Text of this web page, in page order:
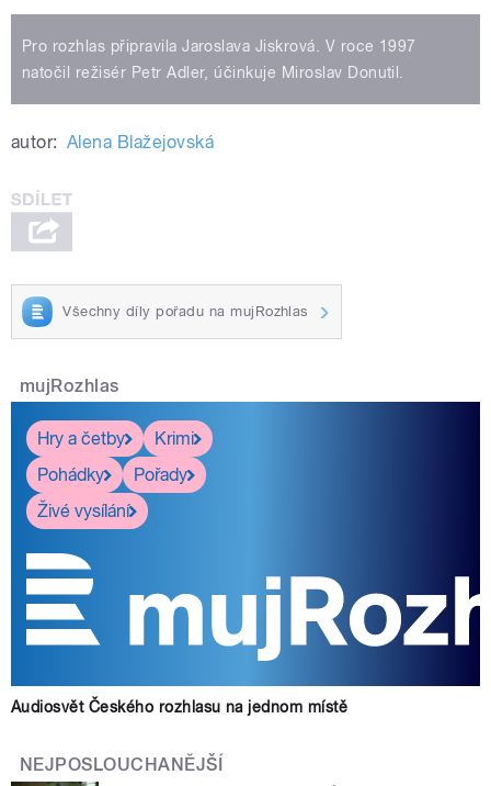
Pro rozhlas připravila Jaroslava Jiskrová. V roce 1997
natočil režisér Petr Adler, účinkuje Miroslav Donutil.
autor: Alena Blažejovská
Všechny díly pořadu na mujRozhlas
mujRozhlas
Hry a četby
Krimi
Pohádky
Pořady
Živé vysílání
Audiosvět Českého rozhlasu na jednom místě
NEJPOSLOUCHANĚJŠÍ